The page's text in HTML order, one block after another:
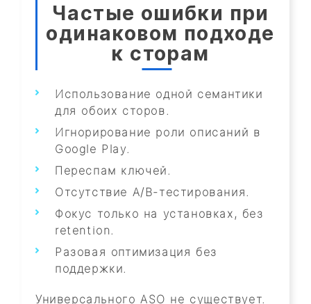
Частые ошибки при
одинаковом подходе
к сторам
Использование одной семантики
для обоих сторов.
Игнорирование роли описаний в
Google Play.
Переспам ключей.
Отсутствие A/B-тестирования.
Фокус только на установках, без
retention.
Разовая оптимизация без
поддержки.
Универсального ASO не существует.